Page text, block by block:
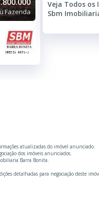
Fazenda
Veja Todos os
Sbm
atualizadas do imóvel anunciado.
dos imóveis anunciados.
Barra Bonita.
detalhadas para negociação deste